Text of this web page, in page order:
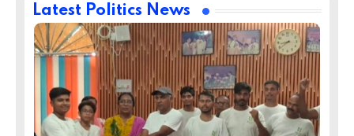
Latest Politics News